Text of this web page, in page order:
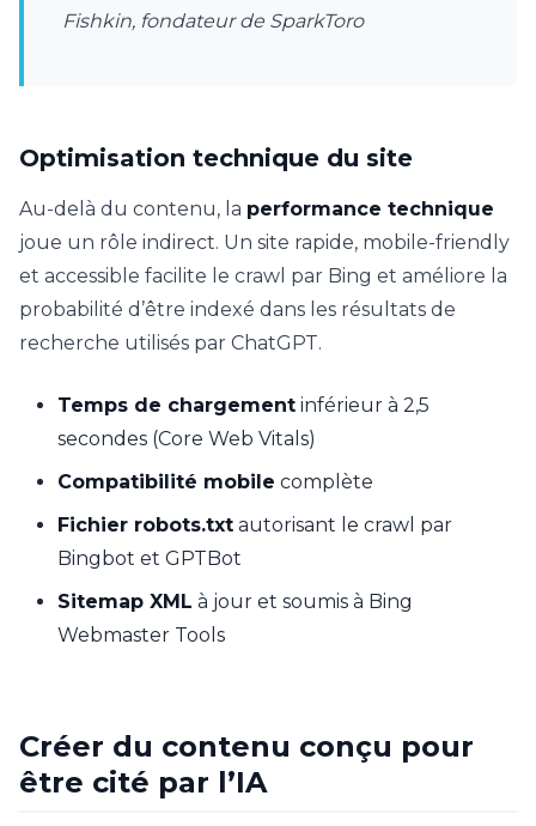
Fishkin, fondateur de SparkToro
Optimisation technique du site
Au-delà du contenu, la performance technique
joue un rôle indirect. Un site rapide, mobile-friendly
et accessible facilite le crawl par Bing et améliore la
probabilité d’être indexé dans les résultats de
recherche utilisés par ChatGPT.
Temps de chargement inférieur à 2,5
secondes (Core Web Vitals)
Compatibilité mobile complète
Fichier robots.txt autorisant le crawl par
Bingbot et GPTBot
Sitemap XML à jour et soumis à Bing
Webmaster Tools
Créer du contenu conçu pour
être cité par l’IA